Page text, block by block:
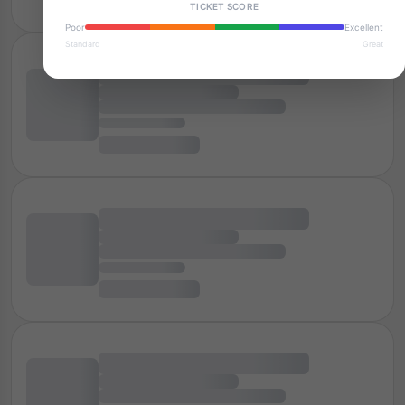
TICKET SCORE
Poor
Excellent
Standard Great